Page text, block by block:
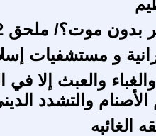
بدون موت؟/ ملحق 2
و مستشفيات
والعبث إلا في
والتشدد
الغائبه